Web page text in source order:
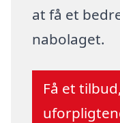
at få et
nabolaget.
Få et